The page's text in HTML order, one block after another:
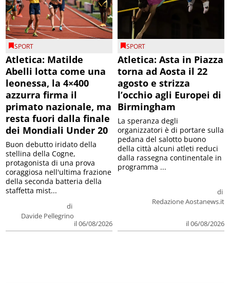
SPORT
Atletica: Matilde
Abelli lotta come una
leonessa, la 4×400
azzurra firma il
primato nazionale, ma
resta fuori dalla finale
dei Mondiali Under 20
di
Davide Pellegrino
il 06/08/2026
Buon debutto iridato della
stellina della Cogne,
protagonista di una prova
coraggiosa nell'ultima frazione
della seconda batteria della
staffetta mist...
SPORT
Atletica: Asta in Piazza
torna ad Aosta il 22
agosto e strizza
l’occhio agli Europei di
Birmingham
di
Redazione Aostanews.it
il 06/08/2026
La speranza degli
organizzatori è di portare sulla
pedana del salotto buono
della città alcuni atleti reduci
dalla rassegna continentale in
programma ...